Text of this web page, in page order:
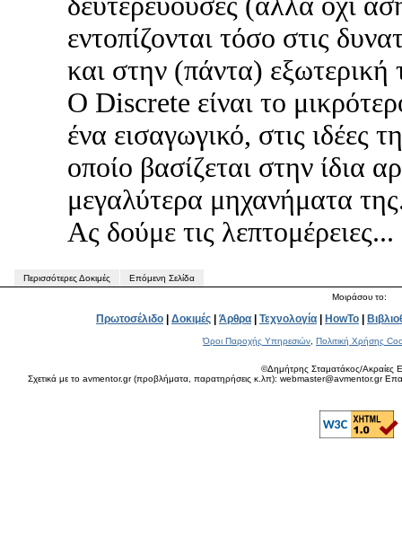
εντοπίζονται τόσο στις
και στην (πάντα) εξωτερική
O Discrete είναι το
ένα εισαγωγικό, στις ιδέες
οποίο βασίζεται στην ίδια
μεγαλύτερα μηχανήματα
Ας δούμε τις λεπτομέρειες...
Περισσότερες Δοκιμές
Επόμενη Σελίδα
Μοιράσου το:
Πρωτοσέλιδο | Δοκιμές | Άρθρα | Τεχνολογία | HowTo |
Όροι Παροχής Υπηρεσιών Πολιτική Χρήσης
©Δημήτρης Σταματάκος/Ακραίες
Σχετικά με το avmentor.gr (προβλήματα, παρατηρήσεις κ.λπ): webmaster@avmentor.gr